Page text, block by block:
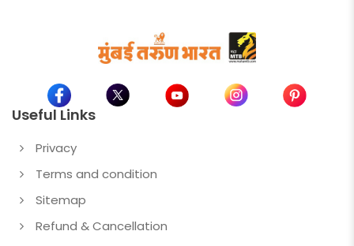
Useful Links
Privacy
Terms and condition
Sitemap
Refund & Cancellation